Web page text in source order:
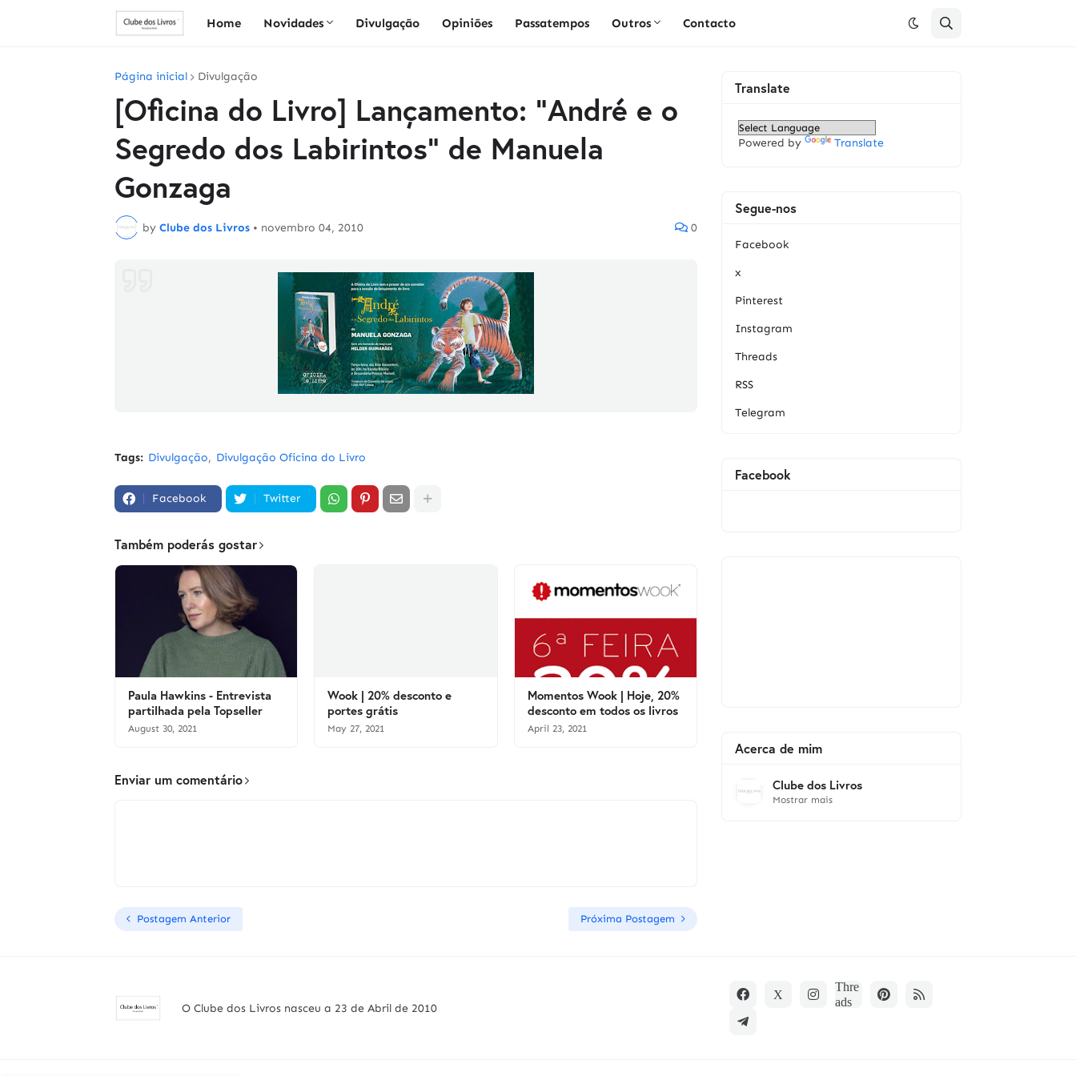
Home Novidades Divulgação Opiniões Passatempos Outros Contacto
Página inicial Divulgação
[Oficina do Livro] Lançamento: "André e o
Segredo dos Labirintos" de Manuela
Gonzaga
by Clube dos Livros • novembro 04, 2010 0
Tags: Divulgação Divulgação Oficina do Livro
Facebook Twitter
Também poderás gostar
Paula Hawkins - Entrevista
partilhada pela Topseller
August 30, 2021
Wook | 20% desconto e
portes grátis
May 27, 2021
Momentos Wook | Hoje, 20%
desconto em todos os livros
April 23, 2021
Enviar um comentário
Postagem Anterior Próxima Postagem
Translate
Powered by Translate
Segue-nos
Facebook
x
Pinterest
Instagram
Threads
RSS
Telegram
Facebook
Acerca de mim
Clube dos Livros
Mostrar mais
O Clube dos Livros nasceu a 23 de Abril de 2010